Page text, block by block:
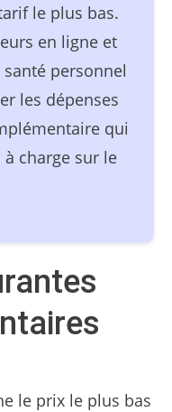
le plus bas.
en ligne et
personnel
les dépenses
qui
charge sur le
le prix le plus bas